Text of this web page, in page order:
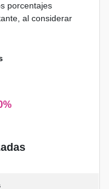
porcentajes
al considerar